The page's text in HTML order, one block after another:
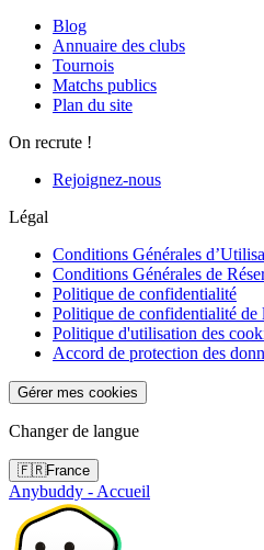
Blog
Annuaire des clubs
Tournois
Matchs publics
Plan du site
On recrute !
Rejoignez-nous
Légal
Conditions Générales
Conditions Générales de
Politique de confidentialité
Politique de confidentialité
Politique d'utilisation des
Accord de protection des
Gérer mes cookies
Changer de langue
🇫🇷France
Anybuddy - Accueil